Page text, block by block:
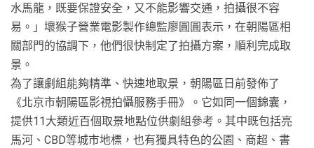
水馬龍，既要保證安全，又不能影響交通，拍攝很不容
易。」壞猴子營業電影製作總監廖圓圓表示，在朝陽區相
關部門的協調下，他們很快制定了拍攝方案，順利完成取
景。
為了讓劇組能夠精準、快速地取景，朝陽區日前發佈了
《北京市朝陽區影視拍懾服務手冊》。它如同一個錦囊，
提供11大類近百個取景地點位供劇組參考。其中既包括亮
馬河、CBD等城市地標，也有獨具特色的公園、商超、書